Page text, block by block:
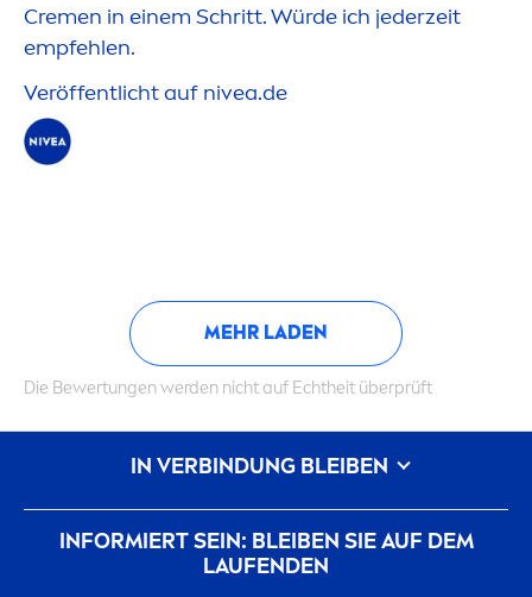
Cremen in einem Schritt. Würde ich jederzeit
empfehlen.
Veröffentlicht auf nivea.de
MEHR LADEN
Die Bewertungen werden nicht auf Echtheit überprüft
INFORMIERT SEIN: BLEIBEN SIE AUF DEM
LAUFENDEN
IN VERBINDUNG BLEIBEN